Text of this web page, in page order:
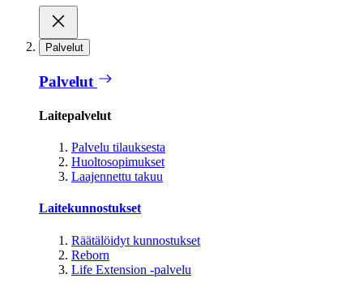
Palvelut
Palvelut
Laitepalvelut
Palvelu tilauksesta
Huoltosopimukset
Laajennettu takuu
Laitekunnostukset
Räätälöidyt kunnostukset
Reborn
Life Extension -palvelu